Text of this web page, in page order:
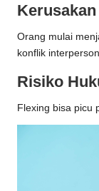
Orang mulai
konflik
Risiko
Flexing bisa picu